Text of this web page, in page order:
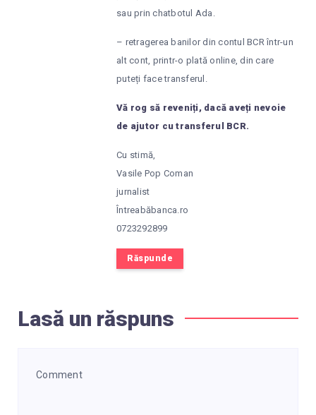
sau prin chatbotul Ada.
– retragerea banilor din contul BCR într-un
alt cont, printr-o plată online, din care
puteți face transferul.
Vă rog să reveniți, dacă aveți nevoie
de ajutor cu transferul BCR.
Cu stimă,
Vasile Pop Coman
jurnalist
Întreabăbanca.ro
0723292899
Răspunde
Lasă un răspuns